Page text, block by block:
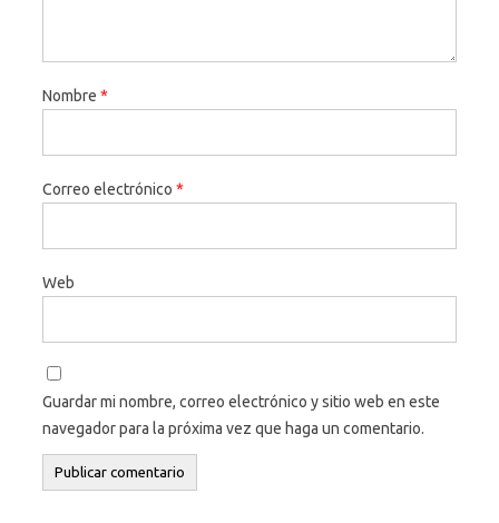
Nombre *
Correo electrónico *
Web
Guardar mi nombre, correo electrónico y sitio web en este
navegador para la próxima vez que haga un comentario.